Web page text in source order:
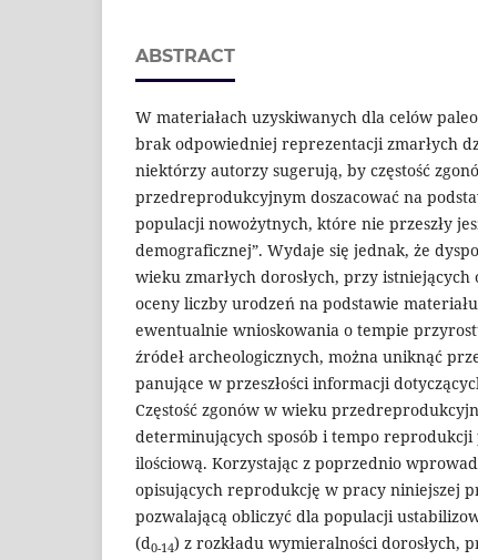
ABSTRACT
W materiałach uzyskiwanych dla celów
brak odpowiedniej reprezentacji zmarłych
niektórzy autorzy sugerują, by częstość
przedreprodukcyjnym doszacować na
populacji nowożytnych, które nie przeszły
demograficznej”. Wydaje się jednak, że
wieku zmarłych dorosłych, przy istniejących
oceny liczby urodzeń na podstawie
ewentualnie wnioskowania o tempie
źródeł archeologicznych, można uniknąć
panujące w przeszłości informacji
Częstość zgonów w wieku
determinujących sposób i tempo
ilościową. Korzystając z poprzednio
opisujących reprodukcję w pracy niniejszej
pozwalającą obliczyć dla populacji
(d0-14) z rozkładu wymieralności dorosłych,